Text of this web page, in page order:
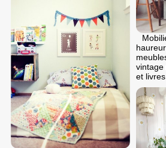
vintage
et livres